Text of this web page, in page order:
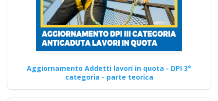
Aggiornamento Addetti lavori in quota - DPI 3°
categoria - parte teorica